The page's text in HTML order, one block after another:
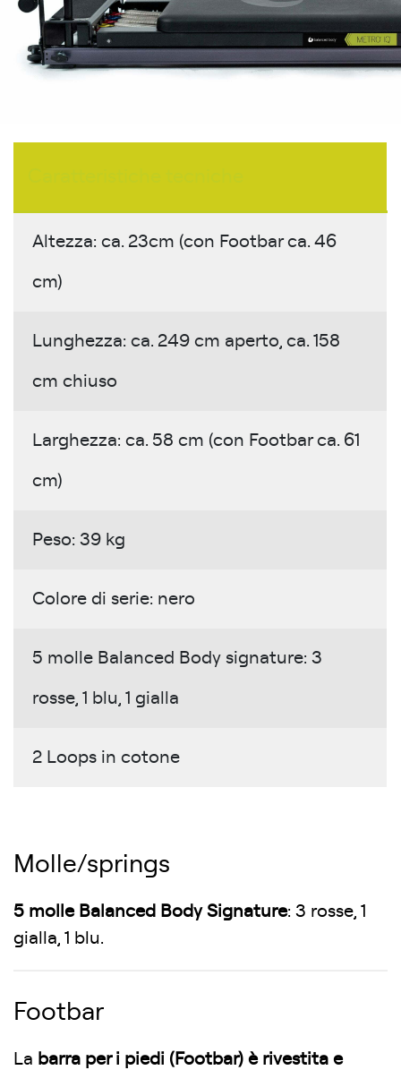
Altezza: ca. 23cm (con Footbar ca. 46
cm)
Lunghezza: ca. 249 cm aperto, ca. 158
cm chiuso
Larghezza: ca. 58 cm (con Footbar ca. 61
cm)
Peso: 39 kg
Colore di serie: nero
5 molle Balanced Body signature: 3
rosse, 1 blu, 1 gialla
2 Loops in cotone
Molle/springs
5 molle Balanced Body Signature: 3 rosse, 1
gialla, 1 blu.
Footbar
La barra per i piedi (Footbar) è rivestita e